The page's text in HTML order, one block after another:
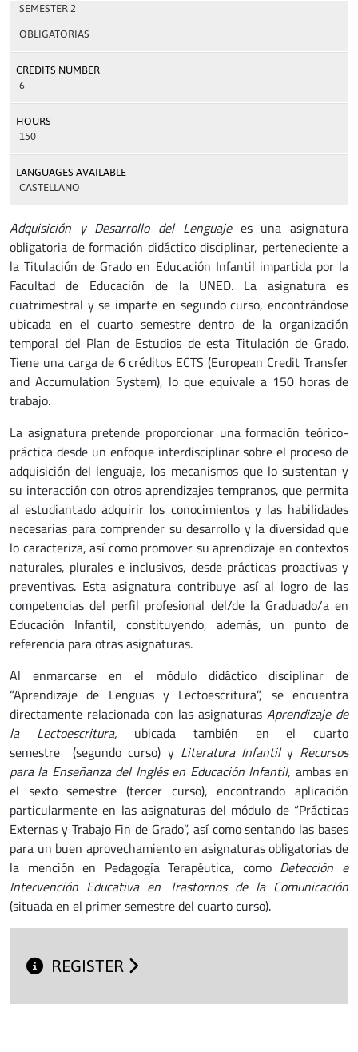
SEMESTER 2
OBLIGATORIAS
CREDITS NUMBER
6
HOURS
150
LANGUAGES AVAILABLE
CASTELLANO
Adquisición y Desarrollo del Lenguajees una asignatura
obligatoria de formación didáctico disciplinar, perteneciente a
la Titulación de Grado en Educación Infantil impartida por la
Facultad de Educación de la UNED. La asignatura es
cuatrimestral y se imparte en segundo curso, encontrándose
ubicada en el cuarto semestre dentro de la organización
temporal del Plan de Estudios de esta Titulación de Grado.
Tiene una carga de 6 créditos ECTS (European Credit Transfer
and Accumulation System), lo que equivale a 150 horas de
trabajo.
La asignatura pretende proporcionar una formación teórico-
práctica desde un enfoque interdisciplinar sobre el proceso de
adquisición del lenguaje, los mecanismos que lo sustentan y
su interacción con otros aprendizajes tempranos, que permita
al estudiantado adquirir los conocimientos y las habilidades
necesarias para comprender su desarrollo y la diversidad que
lo caracteriza, así como promover su aprendizaje en contextos
naturales, plurales e inclusivos, desde prácticas proactivas y
preventivas. Esta asignatura contribuye así al logro de las
competencias del perfil profesional del/de la Graduado/a en
Educación Infantil, constituyendo, además, un punto de
referencia para otras asignaturas.
Al enmarcarse en el módulo didáctico disciplinar de
“Aprendizaje de Lenguas y Lectoescritura”, se encuentra
directamente relacionada con las asignaturas Aprendizaje de
la Lectoescritura, ubicada también en el cuarto
semestre (segundo curso) y Literatura Infantily Recursos
para la Enseñanza del Inglés en Educación Infantil, ambas en
el sexto semestre (tercer curso), encontrando aplicación
particularmente en las asignaturas del módulo de “Prácticas
Externas y Trabajo Fin de Grado”, así como sentando las bases
para un buen aprovechamiento en asignaturas obligatorias de
la mención en Pedagogía Terapéutica, como Detección e
Intervención Educativa en Trastornos de la Comunicación
(situada en el primer semestre del cuarto curso).
REGISTER